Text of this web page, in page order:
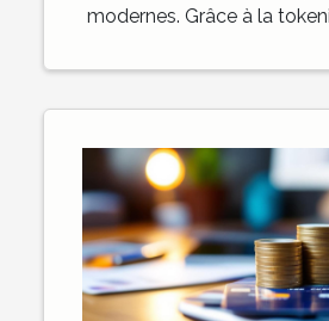
modernes. Grâce à la